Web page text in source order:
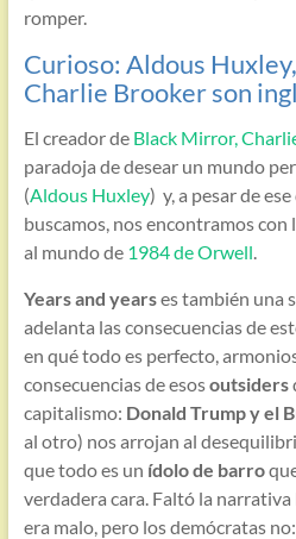
romper.
Curioso: Aldous
Charlie Brooker son
El creador de Black Mirror,
paradoja de desear un mundo
(Aldous Huxley) y, a pesar de
buscamos, nos encontramos
al mundo de 1984 de Orwell.
Years and yearses también una
adelanta las consecuencias de
en qué todo es perfecto,
consecuencias de esosoutsiders
capitalismo: Donald Trump y el
al otro) nos arrojan al
que todo es un ídolo de barro
verdadera cara. Faltó la
era malo, pero los demócratas no: